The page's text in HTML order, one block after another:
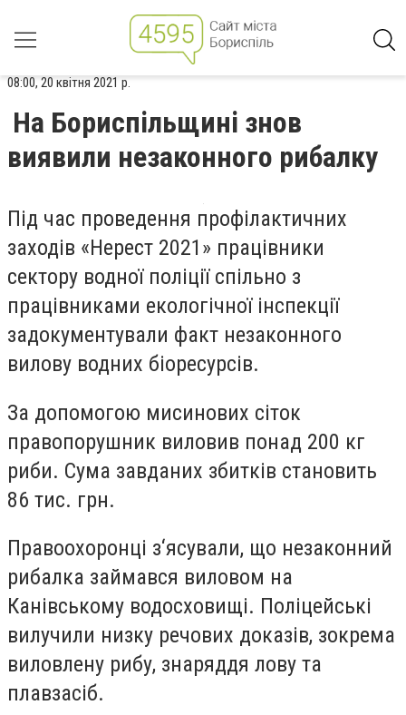
08:00, 20 квітня 2021 р.
На Бориспільщині знов
виявили незаконного рибалку
Під час проведення профілактичних
заходів «Нерест 2021» працівники
сектору водної поліції спільно з
працівниками екологічної інспекції
задокументували факт незаконного
вилову водних біоресурсів.
За допомогою мисинових сіток
правопорушник виловив понад 200 кг
риби. Сума завданих збитків становить
86 тис. грн.
Правоохоронці з‘ясували, що незаконний
рибалка займався виловом на
Канівському водосховищі. Поліцейські
вилучили низку речових доказів, зокрема
виловлену рибу, знаряддя лову та
плавзасіб.